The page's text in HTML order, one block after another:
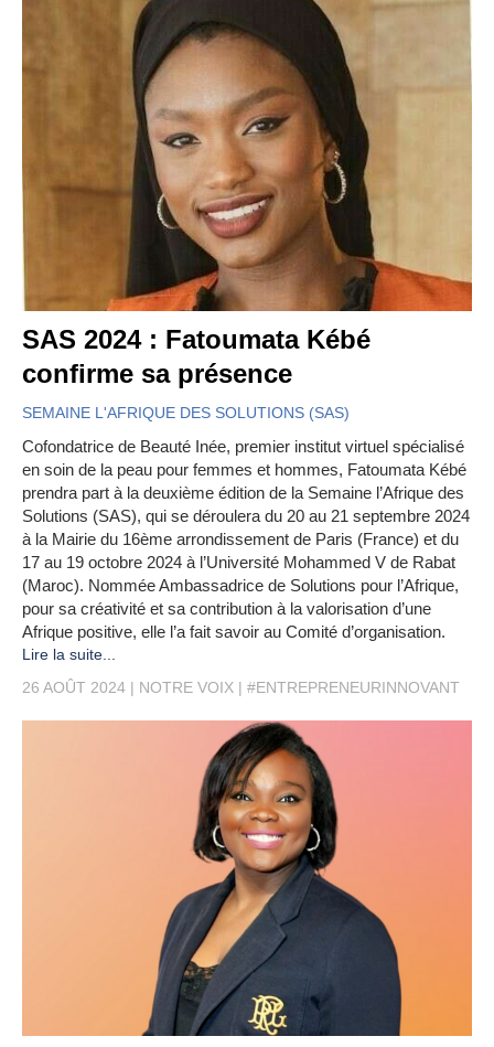
SAS 2024 : Fatoumata Kébé
confirme sa présence
SEMAINE L'AFRIQUE DES SOLUTIONS (SAS)
Cofondatrice de Beauté Inée, premier institut virtuel spécialisé
en soin de la peau pour femmes et hommes, Fatoumata Kébé
prendra part à la deuxième édition de la Semaine l’Afrique des
Solutions (SAS), qui se déroulera du 20 au 21 septembre 2024
à la Mairie du 16ème arrondissement de Paris (France) et du
17 au 19 octobre 2024 à l’Université Mohammed V de Rabat
(Maroc). Nommée Ambassadrice de Solutions pour l’Afrique,
pour sa créativité et sa contribution à la valorisation d’une
Afrique positive, elle l’a fait savoir au Comité d’organisation.
Lire la suite...
26 AOÛT 2024
NOTRE VOIX #ENTREPRENEURINNOVANT